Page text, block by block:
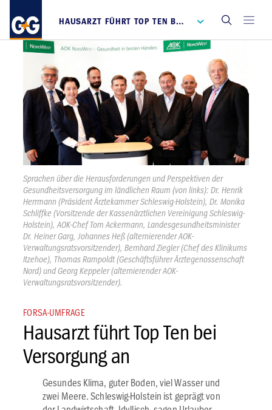
HAUSARZT FÜHRT TOP TEN BEI VERSORGUNG AN
Sprachen über die Herausforderungen und Perspektiven der
Gesundheitsversorgung im ländlichen Raum (von links): Dr. Henrik
Herrmann (Präsident Ärztekammer Schleswig-Holstein), Dr. Monika
Schliffke (Vorsitzende der Kassenärztlichen Vereinigung Schleswig-
Holstein), AOK-Chef Tom Ackermann, Landesgesundheitsminister
Dr. Heiner Garg, Johannes Heß (alternierender AOK-
Verwaltungsratsvorsitzender), Bernhard Ziegler (Chef des Klinikums
Itzehoe), Thomas Rampoldt (Geschäftsführer Ärztegenossenschaft
Nord) und Georg Keppeler (alternierender AOK-
Verwaltungsratsvorsitzender).
FORSA-UMFRAGE
Hausarzt führt Top Ten bei
Versorgung an
Gesundes Klima, guter Boden, viel Wasser und
zwei Meere. Schleswig-Holstein ist geprägt von